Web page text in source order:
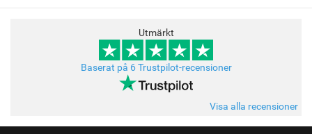
Utmärkt
Baserat på 6 Trustpilot-recensioner
Visa alla recensioner